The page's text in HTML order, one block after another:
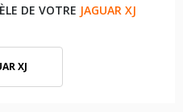
DE VOTRE JAGUAR XJ
XJ